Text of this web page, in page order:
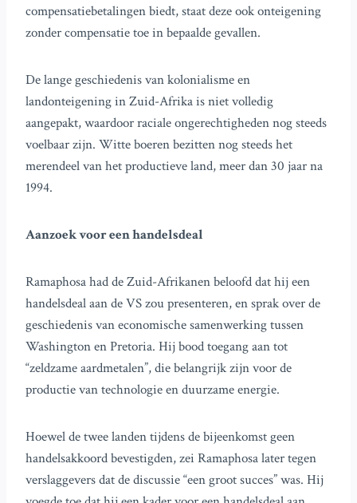
compensatiebetalingen biedt, staat deze ook onteigening
zonder compensatie toe in bepaalde gevallen.
De lange geschiedenis van kolonialisme en
landonteigening in Zuid-Afrika is niet volledig
aangepakt, waardoor raciale ongerechtigheden nog steeds
voelbaar zijn. Witte boeren bezitten nog steeds het
merendeel van het productieve land, meer dan 30 jaar na
1994.
Aanzoek voor een handelsdeal
Ramaphosa had de Zuid-Afrikanen beloofd dat hij een
handelsdeal aan de VS zou presenteren, en sprak over de
geschiedenis van economische samenwerking tussen
Washington en Pretoria. Hij bood toegang aan tot
“zeldzame aardmetalen”, die belangrijk zijn voor de
productie van technologie en duurzame energie.
Hoewel de twee landen tijdens de bijeenkomst geen
handelsakkoord bevestigden, zei Ramaphosa later tegen
verslaggevers dat de discussie “een groot succes” was. Hij